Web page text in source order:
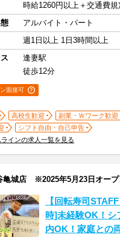
時給1260円以上＋交通費
アルバイト・パート
週1日以上 1日3時間以上
逢妻駅
徒歩12分
面接可
高校生歓迎
副業・Ｗワーク歓迎
シフト自由・自己申告
インの求人一覧を見る
亀城店 ※2025年5月23日オープ
【回転寿司
時]未経験OK！シ
内OK！家庭との